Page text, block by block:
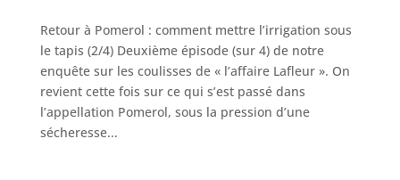
Retour à Pomerol : comment mettre l’irrigation sous
le tapis (2/4) Deuxième épisode (sur 4) de notre
enquête sur les coulisses de « l’affaire Lafleur ». On
revient cette fois sur ce qui s’est passé dans
l’appellation Pomerol, sous la pression d’une
sécheresse...